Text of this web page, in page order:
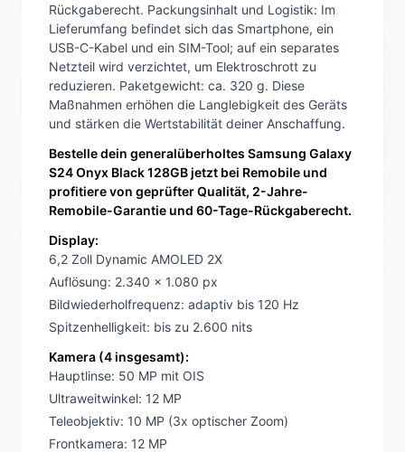
Rückgaberecht. Packungsinhalt und Logistik: Im
Lieferumfang befindet sich das Smartphone, ein
USB-C-Kabel und ein SIM-Tool; auf ein separates
Netzteil wird verzichtet, um Elektroschrott zu
reduzieren. Paketgewicht: ca. 320 g. Diese
Maßnahmen erhöhen die Langlebigkeit des Geräts
und stärken die Wertstabilität deiner Anschaffung.
Bestelle dein generalüberholtes Samsung Galaxy
S24 Onyx Black 128GB jetzt bei Remobile und
profitiere von geprüfter Qualität, 2-Jahre-
Remobile-Garantie und 60-Tage-Rückgaberecht.
Display:
6,2 Zoll Dynamic AMOLED 2X
Auflösung: 2.340 x 1.080 px
Bildwiederholfrequenz: adaptiv bis 120 Hz
Spitzenhelligkeit: bis zu 2.600 nits
Kamera (4 insgesamt):
Hauptlinse: 50 MP mit OIS
Ultraweitwinkel: 12 MP
Teleobjektiv: 10 MP (3x optischer Zoom)
Frontkamera: 12 MP